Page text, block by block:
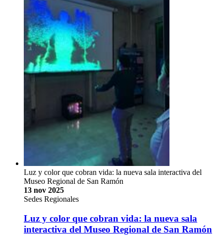
Luz y color que cobran vida: la nueva sala interactiva del
Museo Regional de San Ramón
13 nov 2025
Sedes Regionales
Luz y color que cobran vida: la nueva sala
interactiva del Museo Regional de San Ramón